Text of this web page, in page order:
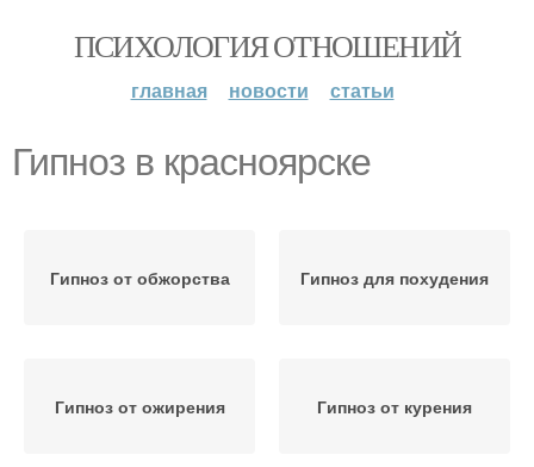
ПСИХОЛОГИЯ ОТНОШЕНИЙ
главная новости статьи
Гипноз в красноярске
Гипноз от обжорства Гипноз для похудения
Гипноз от ожирения Гипноз от курения